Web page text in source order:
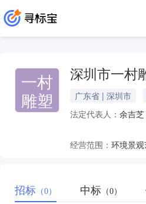
一村
雕塑
深圳市一村
广东省 | 深圳市
法定代表人： 余吉芝
经营范围： 环境景
招标 （0） 中标 （0）